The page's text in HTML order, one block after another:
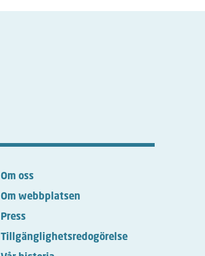
Om oss
Om webbplatsen
Press
Tillgänglighetsredogörelse